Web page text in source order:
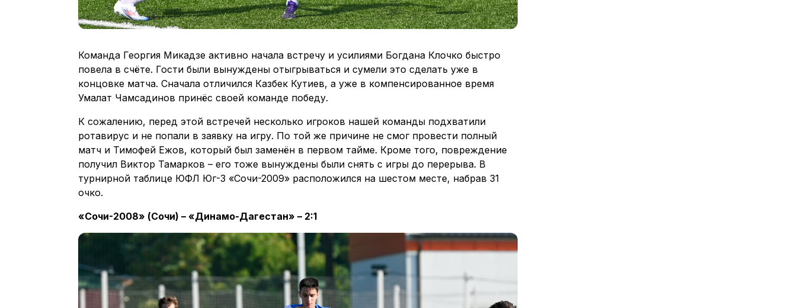
Команда Георгия Микадзе активно начала встречу и усилиями Богдана Клочко быстро
повела в счёте. Гости были вынуждены отыгрываться и сумели это сделать уже в
концовке матча. Сначала отличился Казбек Кутиев, а уже в компенсированное время
Умалат Чамсадинов принёс своей команде победу.
К сожалению, перед этой встречей несколько игроков нашей команды подхватили
ротавирус и не попали в заявку на игру. По той же причине не смог провести полный
матч и Тимофей Ежов, который был заменён в первом тайме. Кроме того, повреждение
получил Виктор Тамарков – его тоже вынуждены были снять с игры до перерыва. В
турнирной таблице ЮФЛ Юг-3 «Сочи-2009» расположился на шестом месте, набрав 31
очко.
«Сочи-2008» (Сочи) – «Динамо-Дагестан» – 2:1